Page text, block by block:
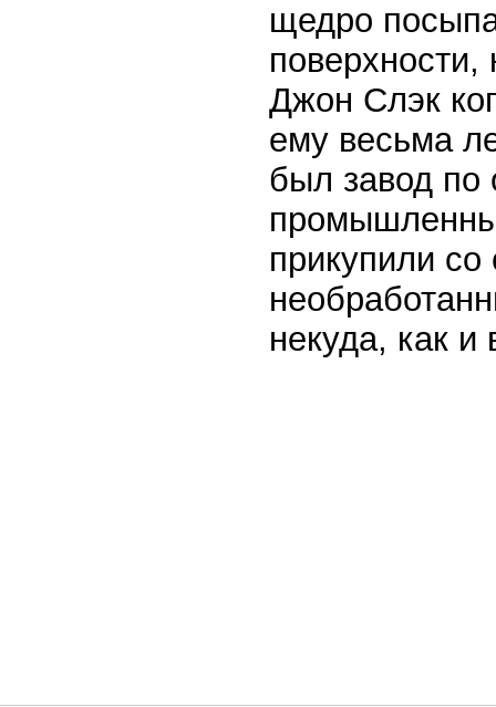
щедро
Джон Слэк
ему весьма
был завод по
прикупили со
некуда, как